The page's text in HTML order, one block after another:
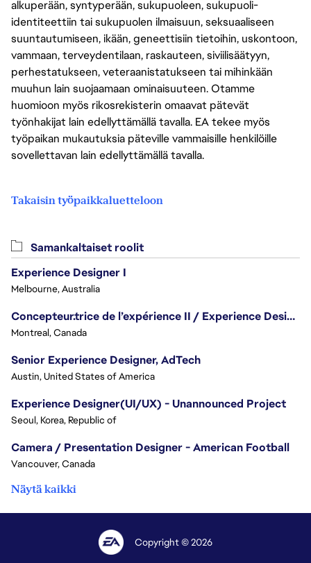
alkuperään, syntyperään, sukupuoleen, sukupuoli-
identiteettiin tai sukupuolen ilmaisuun, seksuaaliseen
suuntautumiseen, ikään, geneettisiin tietoihin, uskontoon,
vammaan, terveydentilaan, raskauteen, siviilisäätyyn,
perhestatukseen, veteraanistatukseen tai mihinkään
muuhun lain suojaamaan ominaisuuteen. Otamme
huomioon myös rikosrekisterin omaavat pätevät
työnhakijat lain edellyttämällä tavalla. EA tekee myös
työpaikan mukautuksia päteville vammaisille henkilöille
sovellettavan lain edellyttämällä tavalla.
Takaisin työpaikkaluetteloon
Samankaltaiset roolit
Experience Designer I
Melbourne, Australia
Concepteur.trice de l’expérience II / Experience Designer II
Montreal, Canada
Senior Experience Designer, AdTech
Austin, United States of America
Experience Designer(UI/UX) - Unannounced Project
Seoul, Korea, Republic of
Camera / Presentation Designer - American Football
Vancouver, Canada
Näytä kaikki
Copyright © 2026